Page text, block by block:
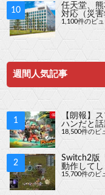
任天堂、
対応（災害
1,100件のビュ
週間人気記事
【朗報】
ハンだと話
18,500件のビ
Switch2版
動作して
15,700件のビ